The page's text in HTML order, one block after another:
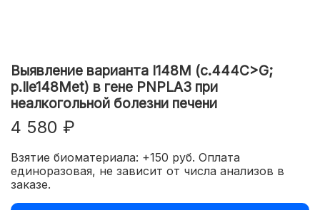
Выявление варианта I148M (c.444C>G;
p.Ile148Met) в гене PNPLA3 при
неалкогольной болезни печени
4 580 ₽
Взятие биоматериала: +150 руб. Оплата
единоразовая, не зависит от числа анализов в
заказе.